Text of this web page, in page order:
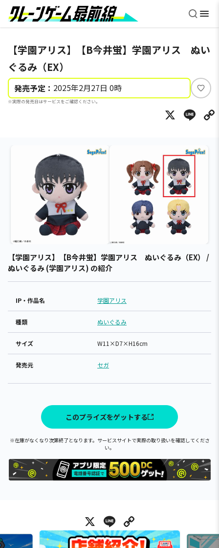
【学園アリス】【B今井蛍】学園アリス ぬい
ぐるみ（EX）
発売予定： 2025年2月27日 0時
※実際の発売日はサービスをご確認ください。
い
ね
X
【学園アリス】【B今井蛍】学園アリス ぬいぐるみ（EX） /
ぬいぐるみ (学園アリス) の紹介
IP・作品名 学園アリス
種類 ぬいぐるみ
サイズ W11×D7×H16cm
発売元 セガ
このプライズをゲットする
※在庫がなくなり次第終了となります。サービスサイトで実際の取り扱いを確認してくださ
い。
X Line